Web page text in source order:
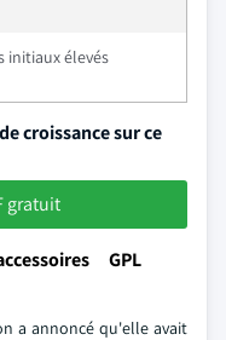
initiaux élevés
croissance sur ce
gratuit
GPL
a annoncé qu'elle avait